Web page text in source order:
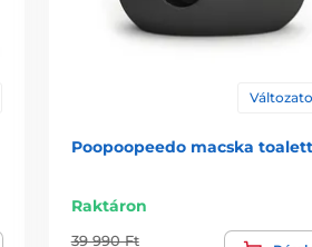
Poopoopeedo macska toalett
Raktáron
39 990 Ft